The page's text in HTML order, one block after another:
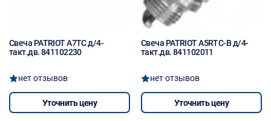
Свеча PATRIOT A7TC д/4-
такт.дв. 841102230
нет отзывов
Уточнить цену
Свеча PATRIOT A5RTC-B д/4-
такт.дв. 841102011
нет отзывов
Уточнить цену